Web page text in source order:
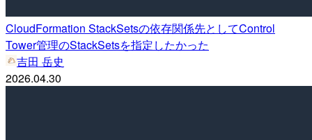
CloudFormation StackSetsの依存関係先としてControl
Tower管理のStackSetsを指定したかった
吉田 岳史
2026.04.30